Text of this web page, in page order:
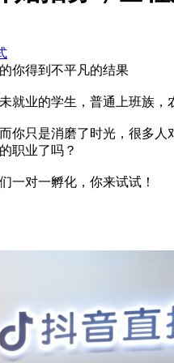
你得到不平凡的结果
就业的学生，普通上班族，
只是消磨了时光，很多人
职业了吗？
一对一孵化，你来试试！